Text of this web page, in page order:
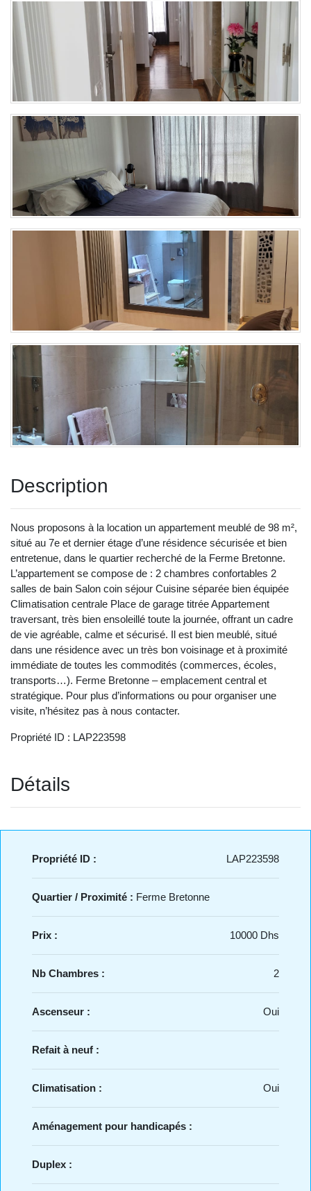
Description
Nous proposons à la location un appartement meublé de 98 m²,
situé au 7e et dernier étage d’une résidence sécurisée et bien
entretenue, dans le quartier recherché de la Ferme Bretonne.
L’appartement se compose de : 2 chambres confortables 2
salles de bain Salon coin séjour Cuisine séparée bien équipée
Climatisation centrale Place de garage titrée Appartement
traversant, très bien ensoleillé toute la journée, offrant un cadre
de vie agréable, calme et sécurisé. Il est bien meublé, situé
dans une résidence avec un très bon voisinage et à proximité
immédiate de toutes les commodités (commerces, écoles,
transports…). Ferme Bretonne – emplacement central et
stratégique. Pour plus d’informations ou pour organiser une
visite, n’hésitez pas à nous contacter.
Propriété ID : LAP223598
Détails
Propriété ID : LAP223598
Quartier / Proximité : Ferme Bretonne
Prix : 10000 Dhs
Nb Chambres : 2
Ascenseur : Oui
Refait à neuf :
Climatisation : Oui
Aménagement pour handicapés :
Duplex :